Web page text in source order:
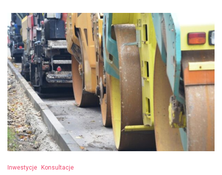
Inwestycje Konsultacje